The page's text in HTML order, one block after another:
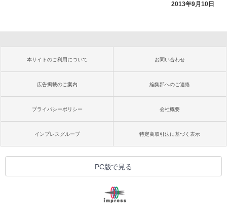
2013年9月10日
本サイトのご利用について お問い合わせ
広告掲載のご案内 編集部へのご連絡
プライバシーポリシー 会社概要
インプレスグループ 特定商取引法に基づく表示
PC版で見る